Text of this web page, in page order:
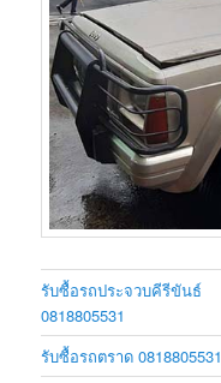
รับซื้อรถประจวบคีรีขันธ์
0818805531
รับซื้อรถตราด 0818805531